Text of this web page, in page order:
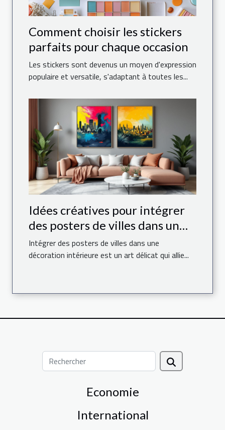
Comment choisir les stickers
parfaits pour chaque occasion
Les stickers sont devenus un moyen d'expression
populaire et versatile, s'adaptant à toutes les...
Idées créatives pour intégrer
des posters de villes dans un
espace moderne
Intégrer des posters de villes dans une
décoration intérieure est un art délicat qui allie...
Economie
International